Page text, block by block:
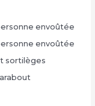
envoûtée
envoûtée
sortilèges